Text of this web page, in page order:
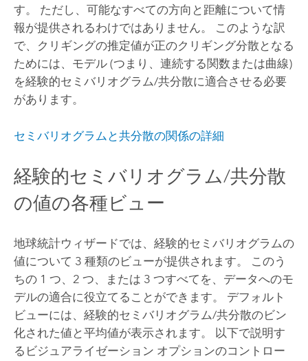
す。 ただし、可能なすべての方向と距離について情
報が提供されるわけではありません。 このような訳
で、クリギングの推定値が正のクリギング分散となる
ためには、モデル (つまり、連続する関数または曲線)
を経験的セミバリオグラム/共分散に適合させる必要
があります。
セミバリオグラムと共分散の関係の詳細
経験的セミバリオグラム/共分散
の値の各種ビュー
地球統計ウィザードでは、経験的セミバリオグラムの
値について 3 種類のビューが提供されます。 このう
ちの 1 つ、2 つ、または 3 つすべてを、データへのモ
デルの適合に役立てることができます。 デフォルト
ビューには、経験的セミバリオグラム/共分散のビン
化された値と平均値が表示されます。 以下で説明す
るビジュアライゼーション オプションのコントロー